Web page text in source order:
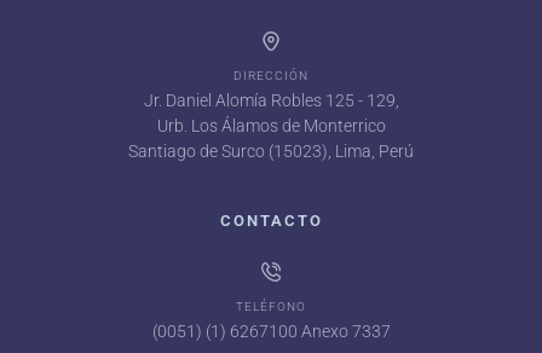
DIRECCIÓN
Jr. Daniel Alomía Robles 125 - 129,
Urb. Los Álamos de Monterrico
Santiago de Surco (15023), Lima, Perú
CONTACTO
TELÉFONO
(0051) (1) 6267100 Anexo 7337